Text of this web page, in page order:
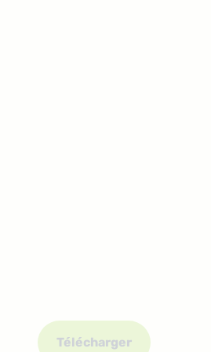
Télécharger